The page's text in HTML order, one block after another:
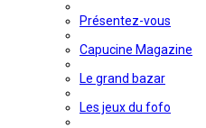
Présentez-vous
Capucine Magazine
Le grand bazar
Les jeux du fofo